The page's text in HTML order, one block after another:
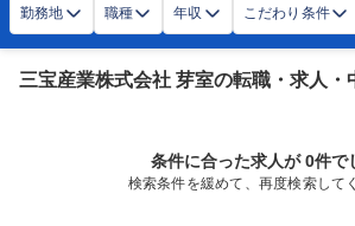
勤務地 職種 年収 こだわり条件
三宝産業株式会社 芽室の転職・求人・
条件に合った求人が 0件で
検索条件を緩めて、再度検索して